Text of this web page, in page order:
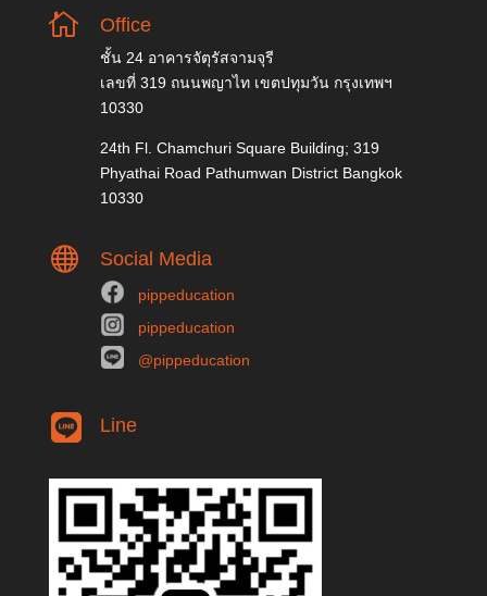
 Office
ชั้น 24 อาคารจัตุรัสจามจุรี
เลขที่ 319 ถนนพญาไท เขตปทุมวัน กรุงเทพฯ
10330
24th Fl. Chamchuri Square Building; 319
Phyathai Road Pathumwan District Bangkok
10330
 Social Media
pippeducation
pippeducation
@pippeducation
Line